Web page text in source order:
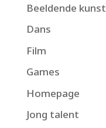
Beeldende kunst
Dans
Film
Games
Homepage
Jong talent